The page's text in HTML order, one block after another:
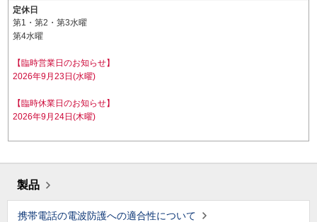
定休日
第1・第2・第3水曜
第4水曜
【臨時営業日のお知らせ】
2026年9月23日(水曜)
【臨時休業日のお知らせ】
2026年9月24日(木曜)
製品
携帯電話の電波防護への適合性について